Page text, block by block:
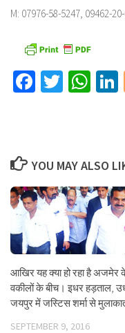
M: 07976-58-5247, 09462-
Facebook
Twitter
YOU MAY ALSO
आखिर यह क्या हो रहा है अजमेर
वकीलों के बीच। इधर हड़ताल,
जयपुर में जस्टिस शर्मा से
SEPTEMBER 9, 2016